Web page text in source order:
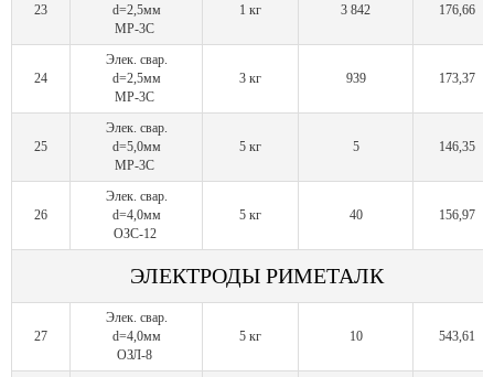
23
d=2,5мм
МР-3C
1 кг 3 842 176,66
24
Элек. свар.
d=2,5мм
МР-3С
3 кг 939 173,37
25
Элек. свар.
d=5,0мм
МР-3С
5 кг 5 146,35
26
Элек. свар.
d=4,0мм
ОЗС-12
5 кг 40 156,97
ЭЛЕКТРОДЫ РИМЕТАЛК
27
Элек. свар.
d=4,0мм
ОЗЛ-8
5 кг 10 543,61